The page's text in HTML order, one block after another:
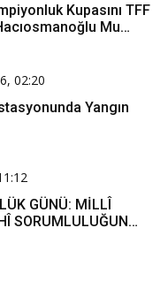
Kupasını TFF
Mu
02:20
Yangın
GÜNÜ: MİLLÎ
SORUMLULUĞUN